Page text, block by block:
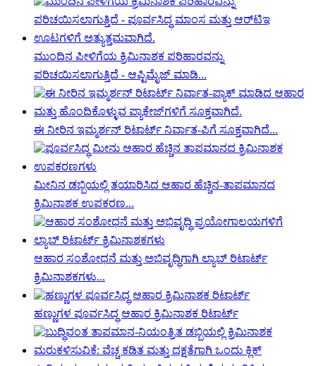
ಮುಂದಿನ ಪೀಳಿಗೆಯ ಕ್ರಿಮಿನಾಶಕ ಪರಿಹಾರವನ್ನು
ಪರಿಚಯಿಸಲಾಗುತ್ತಿದೆ - ಆಪ್ಟಿಮೈಜ್ ಮಾಡಿ...
ಈ ನೀರಿನ ಇಮ್ಮರ್ಶನ್ ರಿಟಾರ್ಟ್ ನಿರ್ವಾತ-ಪಿಗೆ ಸೂಕ್ತವಾಗಿದೆ...
ಮೀನಿನ ಡಬ್ಬಿಯಲ್ಲಿ ತಯಾರಿಸಿದ ಆಹಾರ ಹೆಚ್ಚಿನ-ತಾಪಮಾನದ
ಕ್ರಿಮಿನಾಶಕ ಉಪಕರಣ...
ಆಹಾರ ಸಂಶೋಧನೆ ಮತ್ತು ಅಭಿವೃದ್ಧಿಗಾಗಿ ಲ್ಯಾಬ್ ರಿಟಾರ್ಟ್
ಕ್ರಿಮಿನಾಶಕಗಳು...
ಹಣ್ಣುಗಳ ಪೂರ್ವಸಿದ್ಧ ಆಹಾರ ಕ್ರಿಮಿನಾಶಕ ರಿಟಾರ್ಟ್